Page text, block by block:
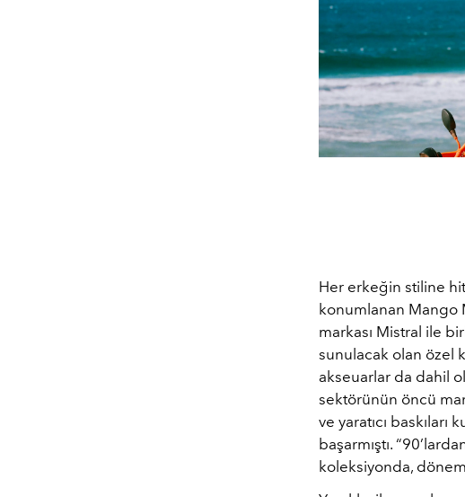
Her erkeğin stiline
konumlanan Mango
markası Mistral ile
sunulacak olan özel
akseuarlar da dahil
sektörünün öncü
ve yaratıcı baskıları
başarmıştı.
koleksiyonda,